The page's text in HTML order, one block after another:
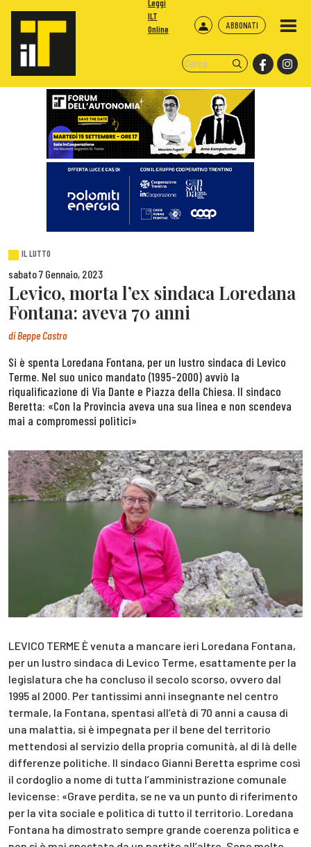
ABBONATI
Leggi
ILT
Online
IL LUTTO
sabato 7 Gennaio, 2023
Levico, morta l’ex sindaca Loredana
Fontana: aveva 70 anni
diBeppe Castro
Si è spenta Loredana Fontana, per un lustro sindaca di Levico
Terme. Nel suo unico mandato (1995-2000) avviò la
riqualificazione di Via Dante e Piazza della Chiesa. Il sindaco
Beretta: «Con la Provincia aveva una sua linea e non scendeva
mai a compromessi politici»
LEVICO TERME È venuta a mancare ieri Loredana Fontana,
per un lustro sindaca di Levico Terme, esattamente per la
legislatura che ha concluso il secolo scorso, ovvero dal
1995 al 2000. Per tantissimi anni insegnante nel centro
termale, la Fontana, spentasi all’età di 70 anni a causa di
una malattia, si è impegnata per il bene del territorio
mettendosi al servizio della propria comunità, al di là delle
differenze politiche. Il sindaco Gianni Beretta esprime così
il cordoglio a nome di tutta l’amministrazione comunale
levicense: «Grave perdita, se ne va un punto di riferimento
per la vita sociale e politica di tutto il territorio. Loredana
Fontana ha dimostrato sempre grande coerenza politica e